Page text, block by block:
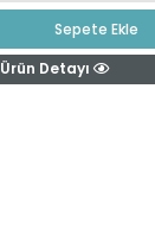
Sepete Ekle
Ürün Detayı